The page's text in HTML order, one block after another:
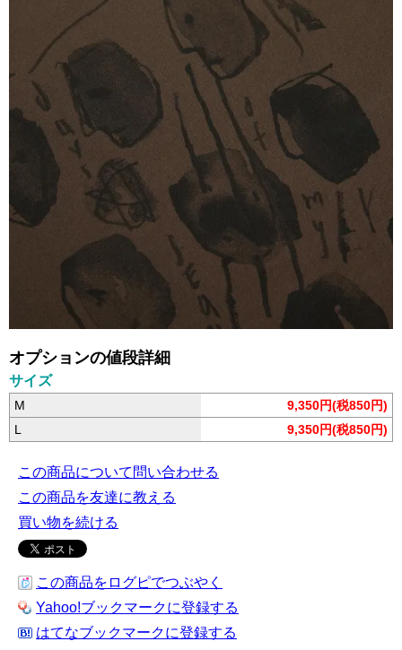
オプションの値段詳細
サイズ
M
9,350円(税850円)
L
9,350円(税850円)
この商品について問い合わせる
この商品を友達に教える
買い物を続ける
この商品をログピでつぶやく
Yahoo!ブックマークに登録する
はてなブックマークに登録する